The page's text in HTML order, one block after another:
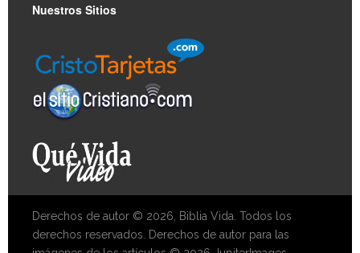
Nuestros Sitios
Derechos de autor © 2026, Biblia Vida. Todos los
derechos reservados. Derechos de autor para las